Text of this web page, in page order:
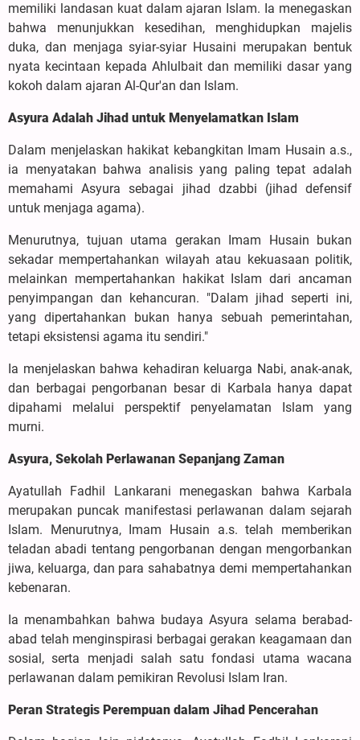
memiliki landasan kuat dalam ajaran Islam. Ia menegaskan
bahwa menunjukkan kesedihan, menghidupkan majelis
duka, dan menjaga syiar-syiar Husaini merupakan bentuk
nyata kecintaan kepada Ahlulbait dan memiliki dasar yang
kokoh dalam ajaran Al-Qur'an dan Islam.
Asyura Adalah Jihad untuk Menyelamatkan Islam
Dalam menjelaskan hakikat kebangkitan Imam Husain a.s.,
ia menyatakan bahwa analisis yang paling tepat adalah
memahami Asyura sebagai jihad dzabbi (jihad defensif
untuk menjaga agama).
Menurutnya, tujuan utama gerakan Imam Husain bukan
sekadar mempertahankan wilayah atau kekuasaan politik,
melainkan mempertahankan hakikat Islam dari ancaman
penyimpangan dan kehancuran. "Dalam jihad seperti ini,
yang dipertahankan bukan hanya sebuah pemerintahan,
tetapi eksistensi agama itu sendiri."
Ia menjelaskan bahwa kehadiran keluarga Nabi, anak-anak,
dan berbagai pengorbanan besar di Karbala hanya dapat
dipahami melalui perspektif penyelamatan Islam yang
murni.
Asyura, Sekolah Perlawanan Sepanjang Zaman
Ayatullah Fadhil Lankarani menegaskan bahwa Karbala
merupakan puncak manifestasi perlawanan dalam sejarah
Islam. Menurutnya, Imam Husain a.s. telah memberikan
teladan abadi tentang pengorbanan dengan mengorbankan
jiwa, keluarga, dan para sahabatnya demi mempertahankan
kebenaran.
Ia menambahkan bahwa budaya Asyura selama berabad-
abad telah menginspirasi berbagai gerakan keagamaan dan
sosial, serta menjadi salah satu fondasi utama wacana
perlawanan dalam pemikiran Revolusi Islam Iran.
Peran Strategis Perempuan dalam Jihad Pencerahan